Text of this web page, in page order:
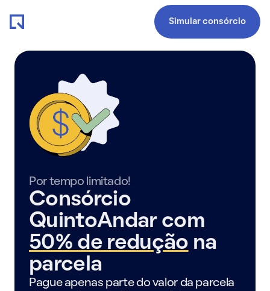
Simular consórcio
Por tempo limitado!
Consórcio
QuintoAndar com
50% de redução na
parcela
Pague apenas parte do valor da parcela